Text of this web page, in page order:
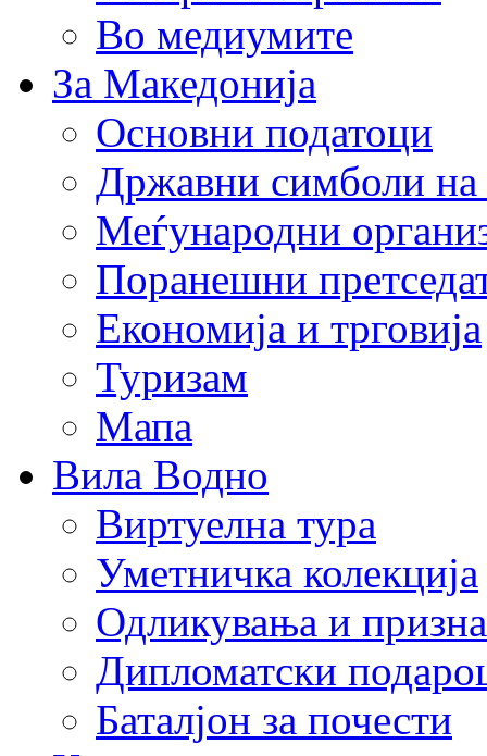
Во медиумите
За Македонија
Основни податоци
Државни симболи
Меѓународни
Поранешни
Економија и трговија
Туризам
Мапа
Вила Водно
Виртуелна тура
Уметничка колекција
Одликувања и
Дипломатски
Баталјон за почести